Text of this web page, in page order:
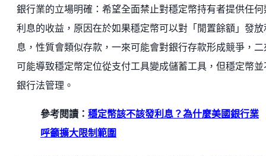
銀行業的立場明確：希望全面禁止對穩定幣持有者提供任何
利息的收益，原因在於如果穩定幣可以對「閒置餘額」發放
息，性質會類似存款，一來可能會對銀行存款形成競爭，二
可能導致穩定幣定位從支付工具變成儲蓄工具，但穩定幣並
銀行法管理。
參考閱讀： 穩定幣該不該發利息？為什麼美國銀行業
呼籲擴大限制範圍